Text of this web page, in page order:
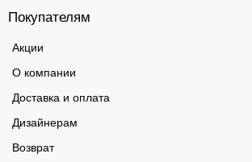
Покупателям
Акции
О компании
Доставка и оплата
Дизайнерам
Возврат